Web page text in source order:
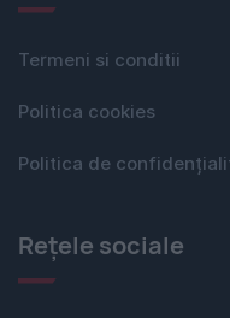
Termeni si conditii
Politica cookies
Politica de
Rețele sociale